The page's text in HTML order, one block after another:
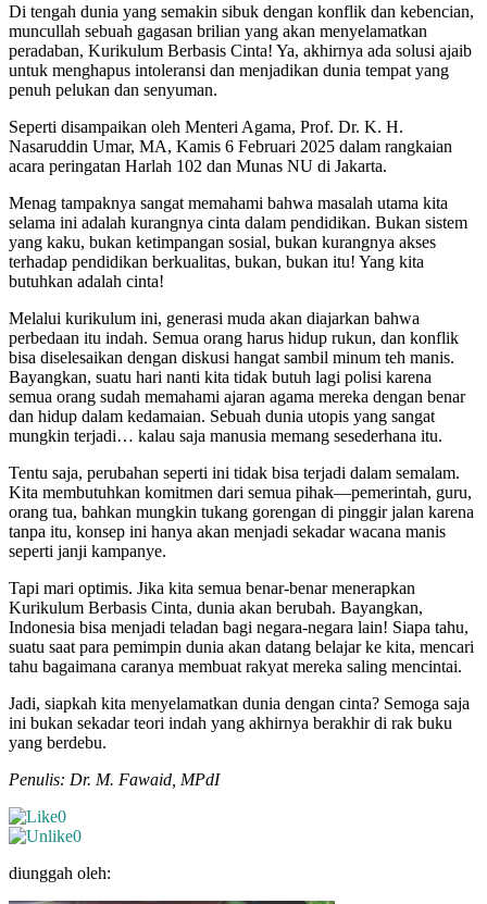
Di tengah dunia yang semakin sibuk dengan konflik dan kebencian,
muncullah sebuah gagasan brilian yang akan menyelamatkan
peradaban, Kurikulum Berbasis Cinta! Ya, akhirnya ada solusi ajaib
untuk menghapus intoleransi dan menjadikan dunia tempat yang
penuh pelukan dan senyuman.
Seperti disampaikan oleh Menteri Agama, Prof. Dr. K. H.
Nasaruddin Umar, MA, Kamis 6 Februari 2025 dalam rangkaian
acara peringatan Harlah 102 dan Munas NU di Jakarta.
Menag tampaknya sangat memahami bahwa masalah utama kita
selama ini adalah kurangnya cinta dalam pendidikan. Bukan sistem
yang kaku, bukan ketimpangan sosial, bukan kurangnya akses
terhadap pendidikan berkualitas, bukan, bukan itu! Yang kita
butuhkan adalah cinta!
Melalui kurikulum ini, generasi muda akan diajarkan bahwa
perbedaan itu indah. Semua orang harus hidup rukun, dan konflik
bisa diselesaikan dengan diskusi hangat sambil minum teh manis.
Bayangkan, suatu hari nanti kita tidak butuh lagi polisi karena
semua orang sudah memahami ajaran agama mereka dengan benar
dan hidup dalam kedamaian. Sebuah dunia utopis yang sangat
mungkin terjadi… kalau saja manusia memang sesederhana itu.
Tentu saja, perubahan seperti ini tidak bisa terjadi dalam semalam.
Kita membutuhkan komitmen dari semua pihak—pemerintah, guru,
orang tua, bahkan mungkin tukang gorengan di pinggir jalan karena
tanpa itu, konsep ini hanya akan menjadi sekadar wacana manis
seperti janji kampanye.
Tapi mari optimis. Jika kita semua benar-benar menerapkan
Kurikulum Berbasis Cinta, dunia akan berubah. Bayangkan,
Indonesia bisa menjadi teladan bagi negara-negara lain! Siapa tahu,
suatu saat para pemimpin dunia akan datang belajar ke kita, mencari
tahu bagaimana caranya membuat rakyat mereka saling mencintai.
Jadi, siapkah kita menyelamatkan dunia dengan cinta? Semoga saja
ini bukan sekadar teori indah yang akhirnya berakhir di rak buku
yang berdebu.
Penulis: Dr. M. Fawaid, MPdI
0
0
diunggah oleh: